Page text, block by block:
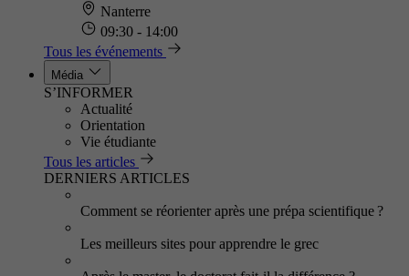
Nanterre
09:30 - 14:00
Tous les événements
Média
S’INFORMER
Actualité
Orientation
Vie étudiante
Tous les articles
DERNIERS ARTICLES
Comment se réorienter après une prépa scientifique ?
Les meilleurs sites pour apprendre le grec